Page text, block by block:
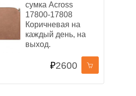
сумка Across
17800-17808
Коричневая на
каждый день, на
выход.
₽2600